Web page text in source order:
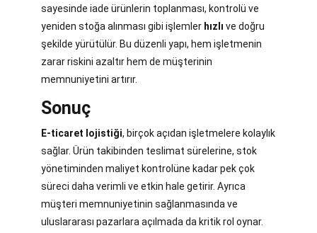
sayesinde iade ürünlerin toplanması, kontrolü ve
yeniden stoğa alınması gibi işlemler hızlı ve doğru
şekilde yürütülür. Bu düzenli yapı, hem işletmenin
zarar riskini azaltır hem de müşterinin
memnuniyetini artırır.
Sonuç
E-ticaret lojistiği, birçok açıdan işletmelere kolaylık
sağlar. Ürün takibinden teslimat sürelerine, stok
yönetiminden maliyet kontrolüne kadar pek çok
süreci daha verimli ve etkin hale getirir. Ayrıca
müşteri memnuniyetinin sağlanmasında ve
uluslararası pazarlara açılmada da kritik rol oynar.